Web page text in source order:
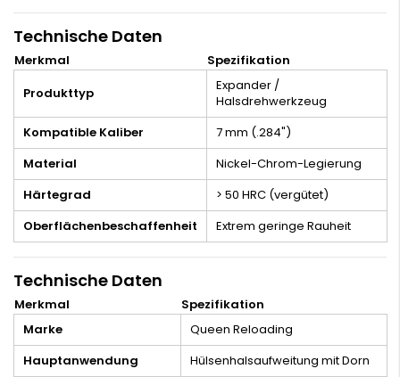
Technische Daten
Merkmal
Spezifikation
Produkttyp
Expander /
Halsdrehwerkzeug
Kompatible Kaliber
7 mm (.284")
Material
Nickel-Chrom-Legierung
Härtegrad
> 50 HRC (vergütet)
Oberflächenbeschaffenheit
Extrem geringe Rauheit
Technische Daten
Merkmal
Spezifikation
Marke
Queen Reloading
Hauptanwendung
Hülsenhalsaufweitung mit Dorn